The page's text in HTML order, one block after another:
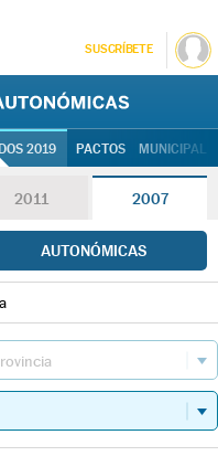
SUSCRÍBETE
2019 PACTOS
2011 2007
AUTONÓMICAS